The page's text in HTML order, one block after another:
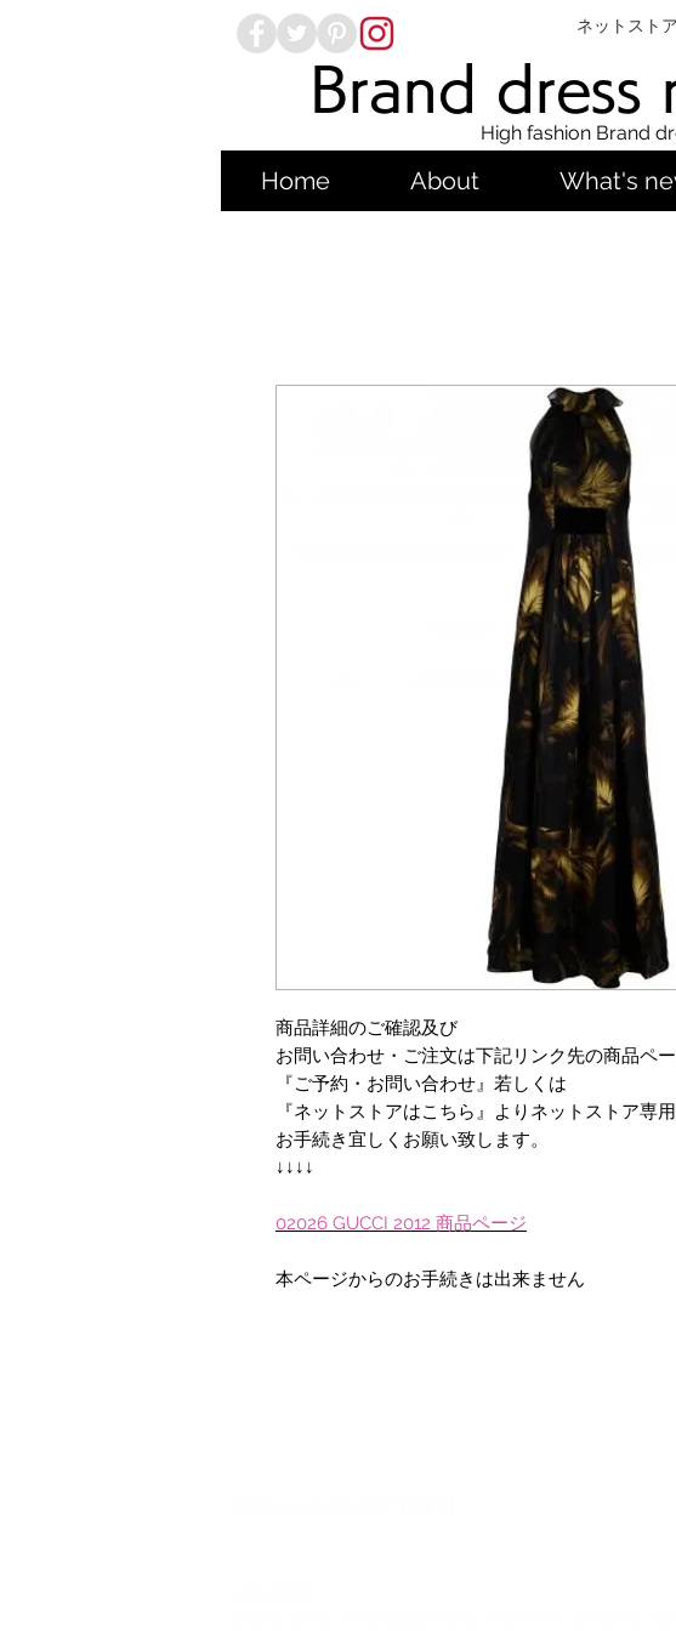
ネットストア
Brand dress
High fashion Brand
Home About What's
商品詳細のご確認及び
お問い合わせ・ご注文は下記リンク先の商品ペ
『ご予約・お問い合わせ』若しくは
『ネットストアはこちら』よりネットストア専
お手続き宜しくお願い致します。
↓↓↓↓
02026 GUCCI 2012 商品ページ
本ページからのお手続きは出来ません